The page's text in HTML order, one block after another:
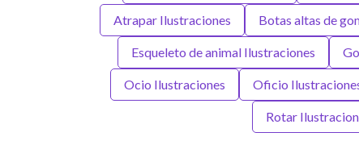
Atrapar Ilustraciones Botas altas de
Esqueleto de animal Ilustraciones
Ocio Ilustraciones Oficio
Rotar